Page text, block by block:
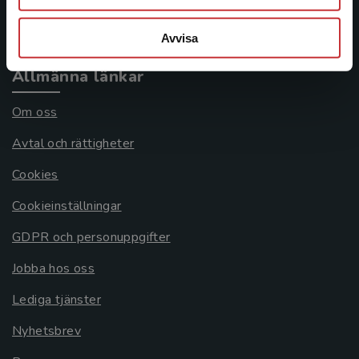
Avvisa
Allmänna länkar
Om oss
Avtal och rättigheter
Cookies
Cookieinställningar
GDPR och personuppgifter
Jobba hos oss
Lediga tjänster
Nyhetsbrev